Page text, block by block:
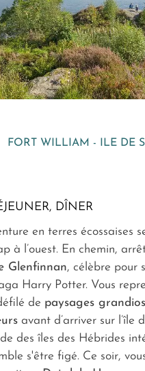
FORT WILLIAM - ILE DE
DÎNER
en terres écossaises
à l’ouest. En chemin,
Glenfinnan, célèbre pour
Harry Potter. Vous
de paysages
avant d’arriver sur l’île
des îles des Hébrides
s'être figé. Ce soir,